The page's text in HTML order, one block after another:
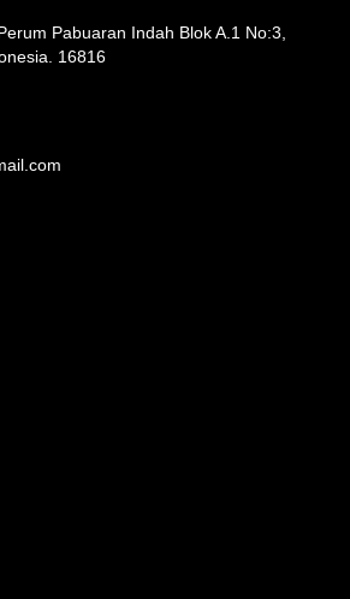
Pabuaran Indah Blok A.1 No:3,
16816